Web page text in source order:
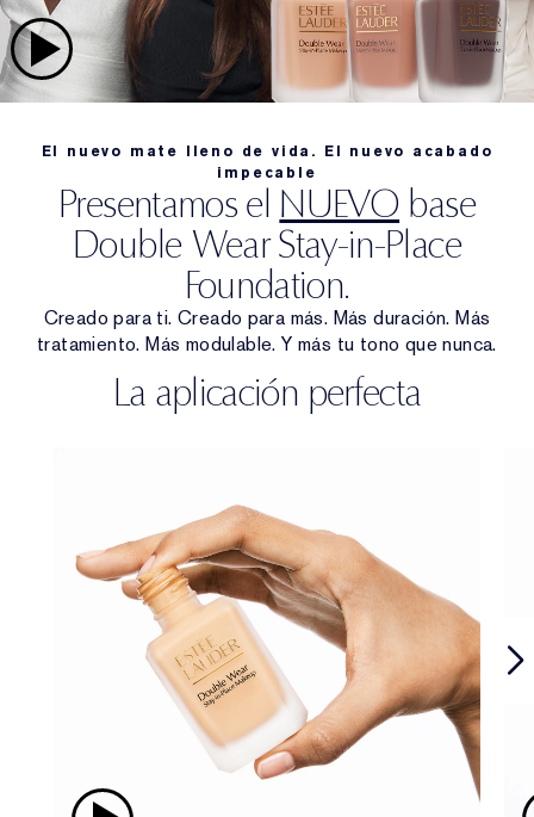
El nuevo mate lleno de vida. El nuevo acabado
impecable
Presentamos el NUEVO base
Double Wear Stay-in-Place
Foundation.
Creado para ti. Creado para más. Más duración. Más
tratamiento. Más modulable. Y más tu tono que nunca.
La aplicación perfecta